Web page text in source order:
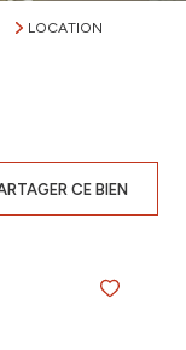
LOCATION
CE BIEN